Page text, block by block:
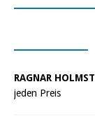
RAGNAR
jeden Preis